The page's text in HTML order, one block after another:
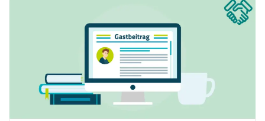
mögliche Ansatzpunkte für Skalierungen in Ihrem Einkauf zu zeigen.